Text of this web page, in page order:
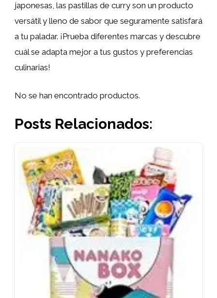
japonesas, las pastillas de curry son un producto
versátil y lleno de sabor que seguramente satisfará
a tu paladar. ¡Prueba diferentes marcas y descubre
cuál se adapta mejor a tus gustos y preferencias
culinarias!
No se han encontrado productos.
Posts Relacionados: